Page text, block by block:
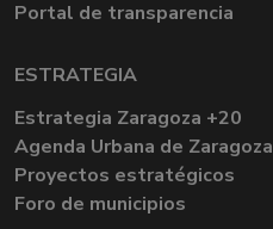
Portal de transparencia
ESTRATEGIA
Estrategia Zaragoza +20
Agenda Urbana de Zaragoza
Proyectos estratégicos
Foro de municipios